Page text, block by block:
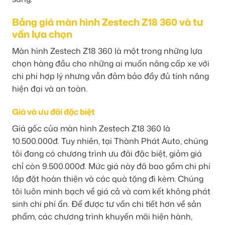
Bảng giá màn hình Zestech Z18 360 và tư
vấn lựa chọn
Màn hình Zestech Z18 360 là một trong những lựa
chọn hàng đầu cho những ai muốn nâng cấp xe với
chi phí hợp lý nhưng vẫn đảm bảo đầy đủ tính năng
hiện đại và an toàn.
Giá và ưu đãi đặc biệt
Giá gốc của màn hình Zestech Z18 360 là
10.500.000đ. Tuy nhiên, tại Thành Phát Auto, chúng
tôi đang có chương trình ưu đãi đặc biệt, giảm giá
chỉ còn 9.500.000đ. Mức giá này đã bao gồm chi phí
lắp đặt hoàn thiện và các quà tặng đi kèm. Chúng
tôi luôn minh bạch về giá cả và cam kết không phát
sinh chi phí ẩn. Để được tư vấn chi tiết hơn về sản
phẩm, các chương trình khuyến mãi hiện hành,